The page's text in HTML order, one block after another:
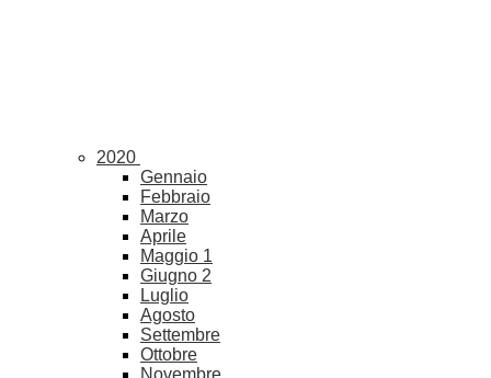
2020
Gennaio
Febbraio
Marzo
Aprile
Maggio 1
Giugno 2
Luglio
Agosto
Settembre
Ottobre